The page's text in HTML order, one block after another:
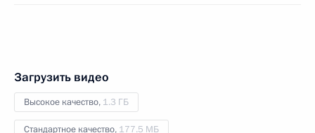
Загрузить видео
Высокое качество, 1.3 ГБ
Стандартное качество, 177.5 МБ